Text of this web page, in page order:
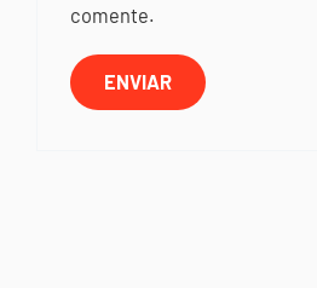
comente.